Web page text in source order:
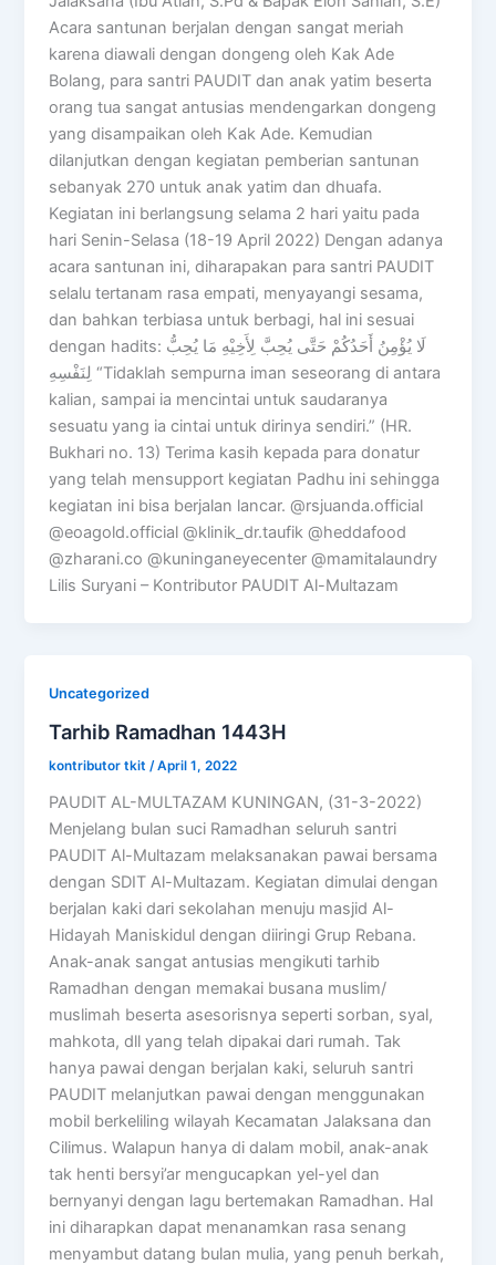
Acara santunan berjalan dengan sangat meriah
karena diawali dengan dongeng oleh Kak Ade
Bolang, para santri PAUDIT dan anak yatim beserta
orang tua sangat antusias mendengarkan dongeng
yang disampaikan oleh Kak Ade. Kemudian
dilanjutkan dengan kegiatan pemberian santunan
sebanyak 270 untuk anak yatim dan dhuafa.
Kegiatan ini berlangsung selama 2 hari yaitu pada
hari Senin-Selasa (18-19 April 2022) Dengan adanya
acara santunan ini, diharapakan para santri PAUDIT
selalu tertanam rasa empati, menyayangi sesama,
dan bahkan terbiasa untuk berbagi, hal ini sesuai
dengan hadits: لَا يُؤْمِنُ أَحَدُكُمْ حَتَّى يُحِبَّ لِأَخِيْهِ مَا يُحِبُّ
لِنَفْسِهِ “Tidaklah sempurna iman seseorang di antara
kalian, sampai ia mencintai untuk saudaranya
sesuatu yang ia cintai untuk dirinya sendiri.” (HR.
Bukhari no. 13) Terima kasih kepada para donatur
yang telah mensupport kegiatan Padhu ini sehingga
kegiatan ini bisa berjalan lancar. @rsjuanda.official
@eoagold.official @klinik_dr.taufik @heddafood
@zharani.co @kuninganeyecenter @mamitalaundry
Lilis Suryani – Kontributor PAUDIT Al-Multazam
Uncategorized
Tarhib Ramadhan 1443H
kontributor tkit/April 1, 2022
PAUDIT AL-MULTAZAM KUNINGAN, (31-3-2022)
Menjelang bulan suci Ramadhan seluruh santri
PAUDIT Al-Multazam melaksanakan pawai bersama
dengan SDIT Al-Multazam. Kegiatan dimulai dengan
berjalan kaki dari sekolahan menuju masjid Al-
Hidayah Maniskidul dengan diiringi Grup Rebana.
Anak-anak sangat antusias mengikuti tarhib
Ramadhan dengan memakai busana muslim/
muslimah beserta asesorisnya seperti sorban, syal,
mahkota, dll yang telah dipakai dari rumah. Tak
hanya pawai dengan berjalan kaki, seluruh santri
PAUDIT melanjutkan pawai dengan menggunakan
mobil berkeliling wilayah Kecamatan Jalaksana dan
Cilimus. Walapun hanya di dalam mobil, anak-anak
tak henti bersyi’ar mengucapkan yel-yel dan
bernyanyi dengan lagu bertemakan Ramadhan. Hal
ini diharapkan dapat menanamkan rasa senang
menyambut datang bulan mulia, yang penuh berkah,